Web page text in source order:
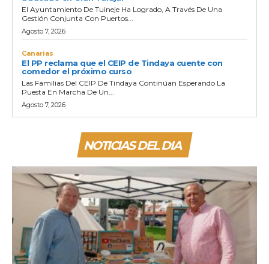
El Ayuntamiento De Tuineje Ha Logrado, A Través De Una
Gestión Conjunta Con Puertos...
Agosto 7, 2026
Canarias
El PP reclama que el CEIP de Tindaya cuente con
comedor el próximo curso
Las Familias Del CEIP De Tindaya Continúan Esperando La
Puesta En Marcha De Un...
Agosto 7, 2026
NOTICIAS DEL DIA